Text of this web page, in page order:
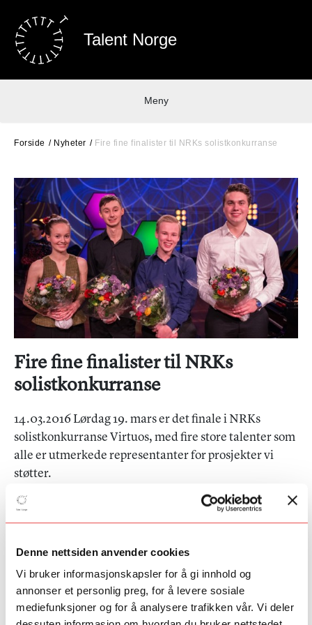
Denne nettsiden anvender cookies
Vi bruker informasjonskapsler for å gi innhold og
annonser et personlig preg, for å levere sosiale
mediefunksjoner og for å analysere trafikken vår. Vi deler
Talent Norge
Meny
Forside Nyheter Fire fine finalister til NRKs solistkonkurranse
Fire fine finalister til NRKs
solistkonkurranse
14.03.2016 Lørdag 19. mars er det finale i NRKs
solistkonkurranse Virtuos, med fire store talenter som
alle er utmerkede representanter for prosjekter vi
støtter.
Trond Sagbakken
var bare tre år da han fikk sin første trompet,
Ungdomssymfonikerne. Lørdag kan han imponere på ny, som
CrescendosMichael Grolidhar spilt fiolin og bratsj i ti år. I
tillegg komponerer han musikk, og i februar 2014 ble hans
Overture for hardingfele og orkester fremført av Barratt Due